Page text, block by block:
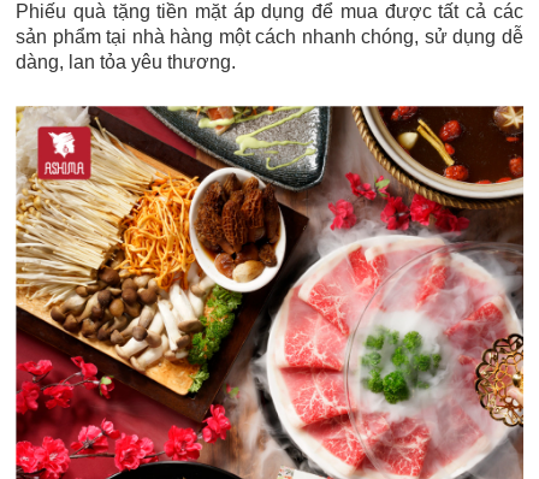
Phiếu quà tặng tiền mặt áp dụng để mua được tất cả các
sản phẩm tại nhà hàng một cách nhanh chóng, sử dụng dễ
dàng, lan tỏa yêu thương.